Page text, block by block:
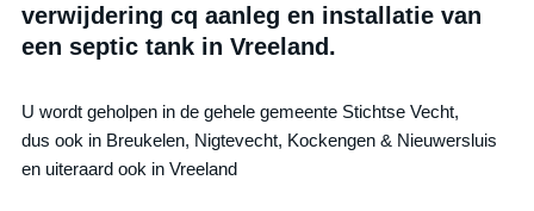
verwijdering cq aanleg en installatie van
een septic tank in Vreeland.
U wordt geholpen in de gehele gemeente Stichtse Vecht,
dus ook in Breukelen, Nigtevecht, Kockengen & Nieuwersluis
en uiteraard ook in Vreeland